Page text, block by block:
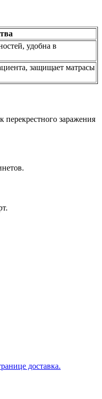
удобна в
защищает матрасы
заражения
доставка.